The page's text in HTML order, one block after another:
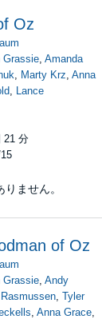
Oz
Grassie ,Amanda
Marty Krz ,Anna
Lance
21 分
ません。
of Oz
Grassie,Andy
,Tyler
,Anna Grace,